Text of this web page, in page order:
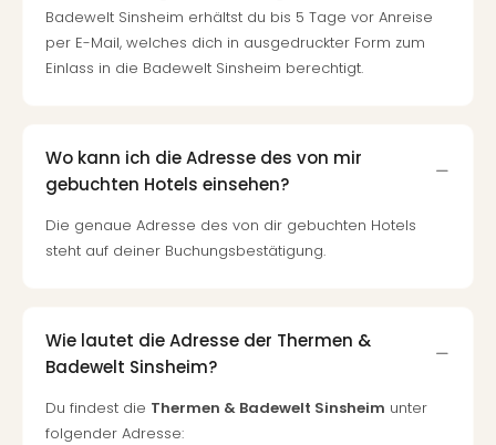
Badewelt Sinsheim erhältst du bis 5 Tage vor Anreise
per E-Mail, welches dich in ausgedruckter Form zum
Einlass in die Badewelt Sinsheim berechtigt.
Wo kann ich die Adresse des von mir
gebuchten Hotels einsehen?
Die genaue Adresse des von dir gebuchten Hotels
steht auf deiner Buchungsbestätigung.
Wie lautet die Adresse der Thermen &
Badewelt Sinsheim?
Du findest die Thermen & Badewelt Sinsheim unter
folgender Adresse: